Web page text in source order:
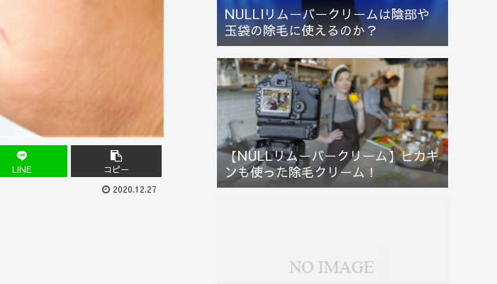
LINE コピー
2020.12.27
NULLlリムーバークリームは陰部や
玉袋の除毛に使えるのか？
【NULLリムーバークリーム】ヒカキ
ンも使った除毛クリーム！